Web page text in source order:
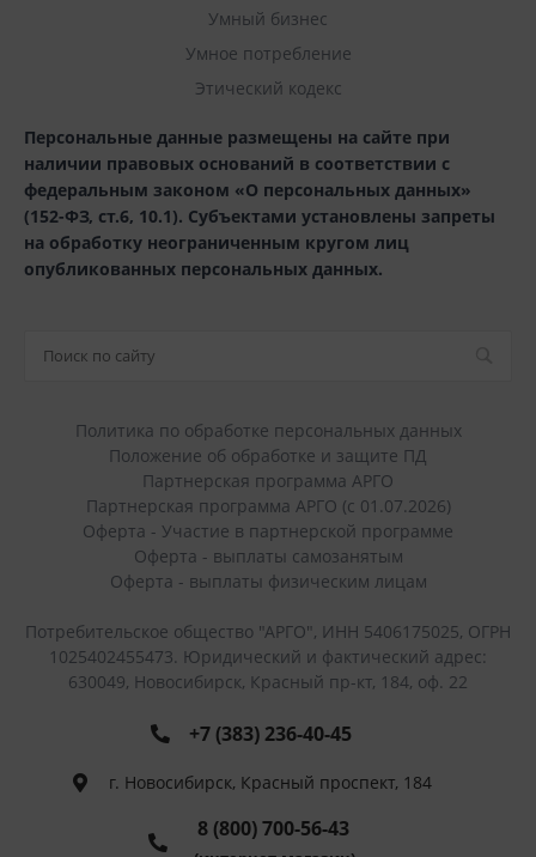
Умный бизнес
Умное потребление
Этический кодекс
Персональные данные размещены на сайте при
наличии правовых оснований в соответствии с
федеральным законом «О персональных данных»
(152-ФЗ, ст.6, 10.1). Субъектами установлены запреты
на обработку неограниченным кругом лиц
опубликованных персональных данных.
Политика по обработке персональных данных
Положение об обработке и защите ПД
Партнерская программа АРГО
Партнерская программа АРГО (с 01.07.2026)
Оферта - Участие в партнерской программе
Оферта - выплаты самозанятым
Оферта - выплаты физическим лицам
Потребительское общество "АРГО", ИНН 5406175025, ОГРН
1025402455473. Юридический и фактический адрес:
630049, Новосибирск, Красный пр-кт, 184, оф. 22
+7 (383) 236-40-45
г. Новосибирск, Красный проспект, 184
8 (800) 700-56-43